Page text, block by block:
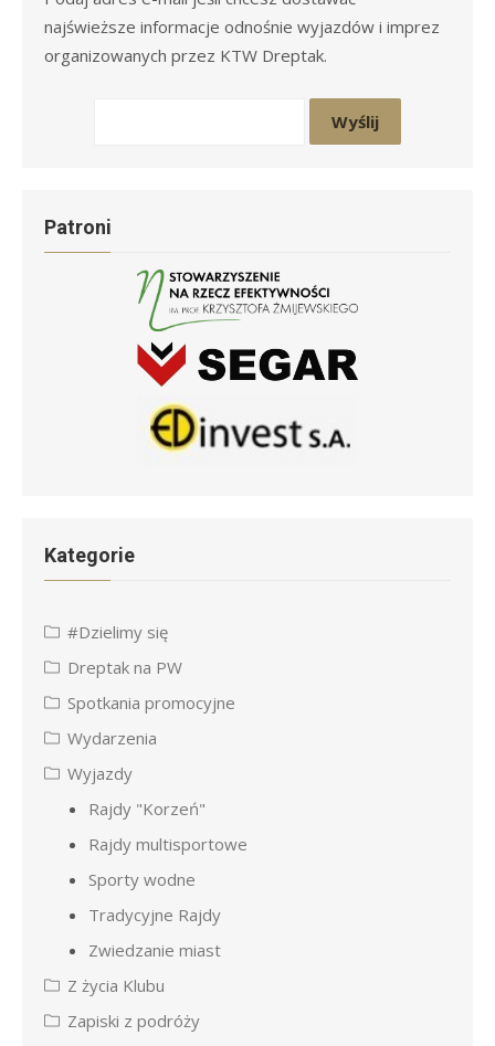
najświeższe informacje odnośnie wyjazdów i imprez
organizowanych przez KTW Dreptak.
Patroni
Kategorie
#Dzielimy się
Dreptak na PW
Spotkania promocyjne
Wydarzenia
Wyjazdy
Rajdy "Korzeń"
Rajdy multisportowe
Sporty wodne
Tradycyjne Rajdy
Zwiedzanie miast
Z życia Klubu
Zapiski z podróży